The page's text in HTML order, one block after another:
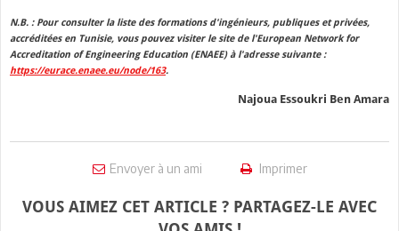
N.B. : Pour consulter la liste des formations d'ingénieurs, publiques et privées,
accréditées en Tunisie, vous pouvez visiter le site de l'European Network for
Accreditation of Engineering Education (ENAEE) à l'adresse suivante :
https://eurace.enaee.eu/node/163.
Najoua Essoukri Ben Amara
Envoyer à un ami Imprimer
VOUS AIMEZ CET ARTICLE ? PARTAGEZ-LE AVEC